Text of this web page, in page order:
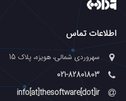
اطلاعات تماس
سهروردی شمالی، هویزه، پلاک 15
021-82801803
info[at]thesoftware[dot]ir